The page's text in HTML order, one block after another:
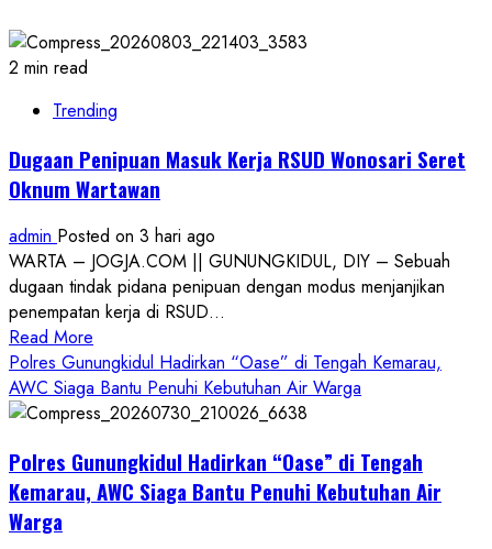
2 min read
Trending
Dugaan Penipuan Masuk Kerja RSUD Wonosari Seret
Oknum Wartawan
admin Posted on 3 hari ago
WARTA – JOGJA.COM || GUNUNGKIDUL, DIY – Sebuah
dugaan tindak pidana penipuan dengan modus menjanjikan
penempatan kerja di RSUD...
Read More
more
about
Dugaan
Masuk
Kerja
Polres Gunungkidul Hadirkan “Oase” di Tengah Kemarau,
AWC Siaga Bantu Penuhi Kebutuhan Air Warga
Polres Gunungkidul Hadirkan “Oase” di Tengah
Kemarau, AWC Siaga Bantu Penuhi Kebutuhan Air
Warga